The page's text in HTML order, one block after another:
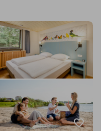
favorite_border